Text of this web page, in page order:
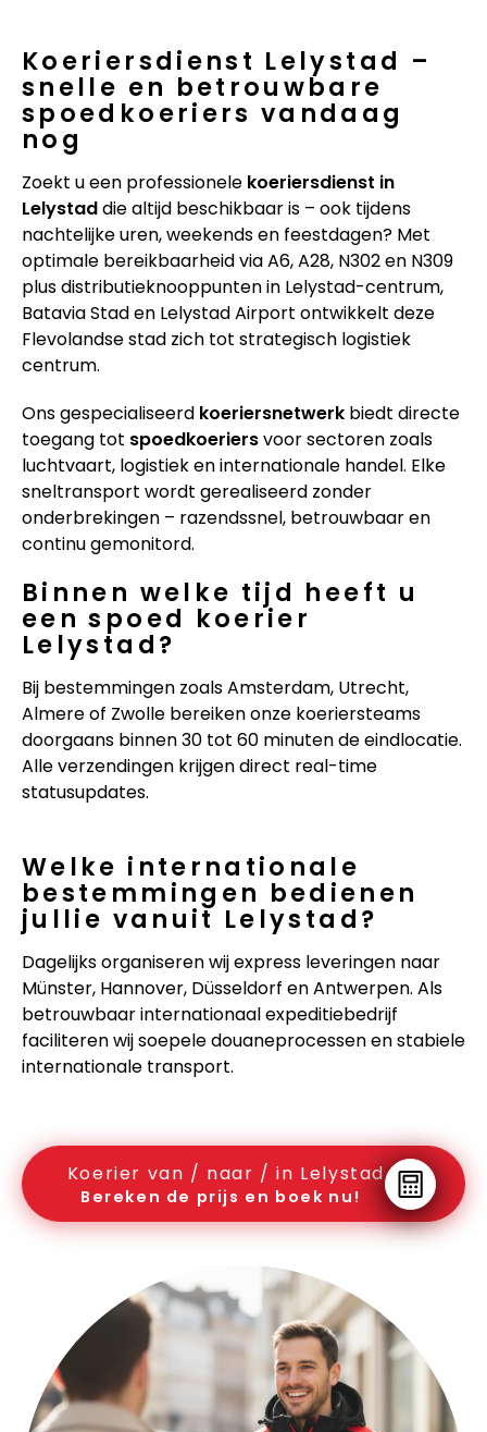
Koeriersdienst Lelystad –
snelle en betrouwbare
spoedkoeriers vandaag
nog
Zoekt u een professionele koeriersdienst in
Lelystaddie altijd beschikbaar is – ook tijdens
nachtelijke uren, weekends en feestdagen? Met
optimale bereikbaarheid via A6, A28, N302 en N309
plus distributieknooppunten in Lelystad-centrum,
Batavia Stad en Lelystad Airport ontwikkelt deze
Flevolandse stad zich tot strategisch logistiek
centrum.
Ons gespecialiseerd koeriersnetwerk biedt directe
toegang tot spoedkoeriersvoor sectoren zoals
luchtvaart, logistiek en internationale handel. Elke
sneltransport wordt gerealiseerd zonder
onderbrekingen – razendssnel, betrouwbaar en
continu gemonitord.
Binnen welke tijd heeft u
een spoed koerier
Lelystad?
Bij bestemmingen zoals Amsterdam, Utrecht,
Almere of Zwolle bereiken onze koeriersteams
doorgaans binnen 30 tot 60 minuten de eindlocatie.
Alle verzendingen krijgen direct real-time
statusupdates.
Welke internationale
bestemmingen bedienen
jullie vanuit Lelystad?
Dagelijks organiseren wij express leveringen naar
Münster, Hannover, Düsseldorf en Antwerpen. Als
betrouwbaar internationaal expeditiebedrijf
faciliteren wij soepele douaneprocessen en stabiele
internationale transport.
Koerier van / naar / in Lelystad
Bereken de prijs en boek nu!